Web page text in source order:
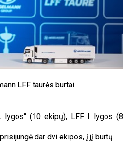
LFF taurės burtai.
lygos“ (10 ekipų), LFF I lygos (8
dar dvi ekipos, į jį burtų